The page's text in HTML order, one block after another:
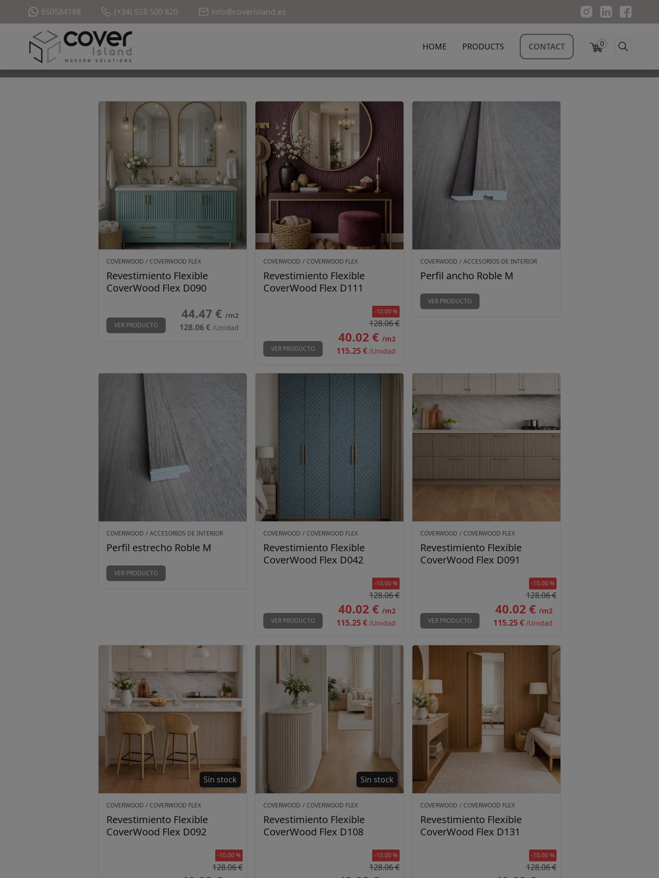
650584168 (+34) 928 500 820 info@coverisland.es
HOME PRODUCTS CONTACT 0
Revestimiento Flexible CoverWood Flex D090
COVERWOOD / COVERWOOD FLEX
Revestimiento Flexible
CoverWood Flex D090
VER PRODUCTO
44.47 € /m2
128.06 € /Unidad
Revestimiento Flexible CoverWood Flex D111
COVERWOOD / COVERWOOD FLEX
Revestimiento Flexible
CoverWood Flex D111
VER PRODUCTO
-10.00 %
128.06 €
40.02 € /m2
115.25 € /Unidad
Perfil ancho Roble M
COVERWOOD / ACCESORIOS DE INTERIOR
Perfil ancho Roble M
VER PRODUCTO
Perfil estrecho Roble M
COVERWOOD / ACCESORIOS DE INTERIOR
Perfil estrecho Roble M
VER PRODUCTO
Revestimiento Flexible CoverWood Flex D042
COVERWOOD / COVERWOOD FLEX
Revestimiento Flexible
CoverWood Flex D042
VER PRODUCTO
-10.00 %
128.06 €
40.02 € /m2
115.25 € /Unidad
COVERWOOD / COVERWOOD FLEX
Revestimiento Flexible
CoverWood Flex D091
VER PRODUCTO
-10.00 %
128.06 €
40.02 € /m2
115.25 € /Unidad
Revestimiento Flexible CoverWood Flex D092
Sin stock
COVERWOOD / COVERWOOD FLEX
Revestimiento Flexible
CoverWood Flex D092
-10.00 %
128.06 €
Revestimiento Flexible CoverWood Flex D108
Sin stock
COVERWOOD / COVERWOOD FLEX
Revestimiento Flexible
CoverWood Flex D108
-10.00 %
128.06 €
Revestimiento Flexible CoverWood Flex D131
COVERWOOD / COVERWOOD FLEX
Revestimiento Flexible
CoverWood Flex D131
-10.00 %
128.06 €